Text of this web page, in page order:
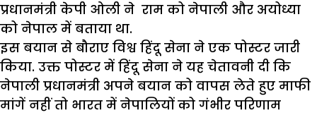
प्रधानमंत्री केपी ओली ने राम को नेपाली और अयोध्या
को नेपाल में बताया था.
इस बयान से बौराए विश्व हिंदू सेना ने एक पोस्टर जारी
किया. उक्त पोस्टर में हिंदू सेना ने यह चेतावनी दी कि
नेपाली प्रधानमंत्री अपने बयान को वापस लेते हुए माफी
मांगें नहीं तो भारत में नेपालियों को गंभीर परिणाम